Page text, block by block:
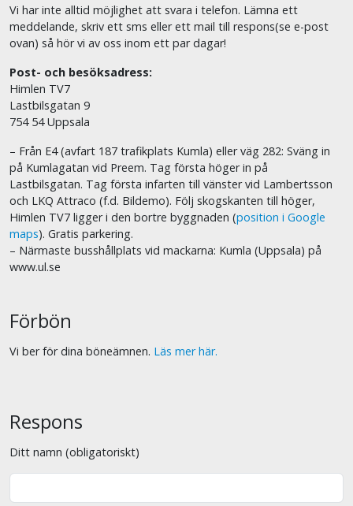
Vi har inte alltid möjlighet att svara i telefon. Lämna ett
meddelande, skriv ett sms eller ett mail till respons(se e-post
ovan) så hör vi av oss inom ett par dagar!
Post- och besöksadress:
Himlen TV7
Lastbilsgatan 9
754 54 Uppsala
– Från E4 (avfart 187 trafikplats Kumla) eller väg 282: Sväng in
på Kumlagatan vid Preem. Tag första höger in på
Lastbilsgatan. Tag första infarten till vänster vid Lambertsson
och LKQ Attraco (f.d. Bildemo). Följ skogskanten till höger,
Himlen TV7 ligger i den bortre byggnaden (position i Google
maps). Gratis parkering.
– Närmaste busshållplats vid mackarna: Kumla (Uppsala) på
www.ul.se
Förbön
Vi ber för dina böneämnen. Läs mer här.
Respons
Ditt namn (obligatoriskt)